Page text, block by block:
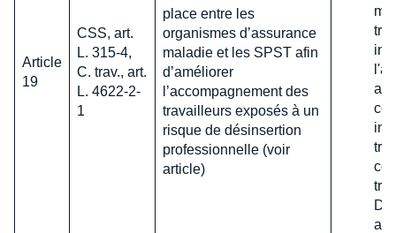
Article
19
CSS, art.
L. 315-4,
C. trav., art.
L. 4622-2-
1
place entre les
organismes d’assurance
maladie et les SPST afin
d’améliorer
l’accompagnement des
travailleurs exposés à un
risque de désinsertion
professionnelle (voir
article)
au